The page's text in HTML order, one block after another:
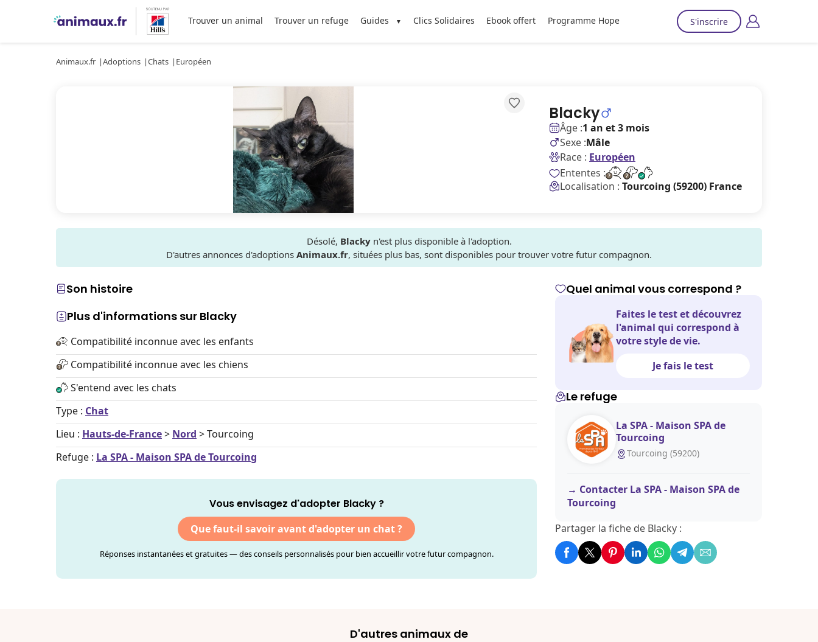
Trouver un animal Trouver un refuge Guides Clics Solidaires Ebook offert Programme Hope S'inscrire
Animaux.fr Adoptions Chats Européen
Blacky
Âge :1 an et 3 mois
Sexe :Mâle
Race : Européen
Ententes :
Localisation : Tourcoing (59200) France
Désolé, Blackyn'est plus disponible à l'adoption.
D'autres annonces d'adoptions Animaux.fr, situées plus bas, sont disponibles pour trouver votre futur compagnon.
Son histoire
Plus d'informations sur Blacky
Compatibilité inconnue avec les enfants
Compatibilité inconnue avec les chiens
S'entend avec les chats
Type : Chat
Lieu : Hauts-de-France> Nord > Tourcoing
Refuge : La SPA - Maison SPA de Tourcoing
Vous envisagez d'adopter Blacky ?
Que faut-il savoir avant d'adopter un chat ?
Réponses instantanées et gratuites — des conseils personnalisés pour bien accueillir votre futur compagnon.
Quel animal vous correspond ?
Faites le test et découvrez
l'animal qui correspond à
votre style de vie.
Je fais le test
Le refuge
La SPA - Maison SPA de
Tourcoing
Tourcoing (59200)
Contacter La SPA - Maison SPA de
Tourcoing
Partager la fiche de Blacky :
D'autres animaux de